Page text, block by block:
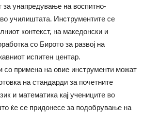
за унапредување на воспитно-
училиштата. Инструментите се
контекст, на македонски и
со Бирото за развој на
испитен центар.
со примена на овие инструменти можат
на стандарди за почетните
и математика кај учениците во
ќе се придонесе за подобрување на